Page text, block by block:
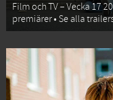
Film och TV – Vecka 17
premiärer • Se alla